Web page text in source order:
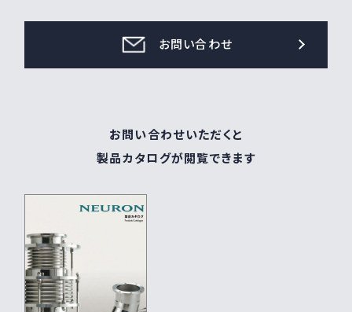
お問い合わせ
お問い合わせいただくと
製品カタログが閲覧できます